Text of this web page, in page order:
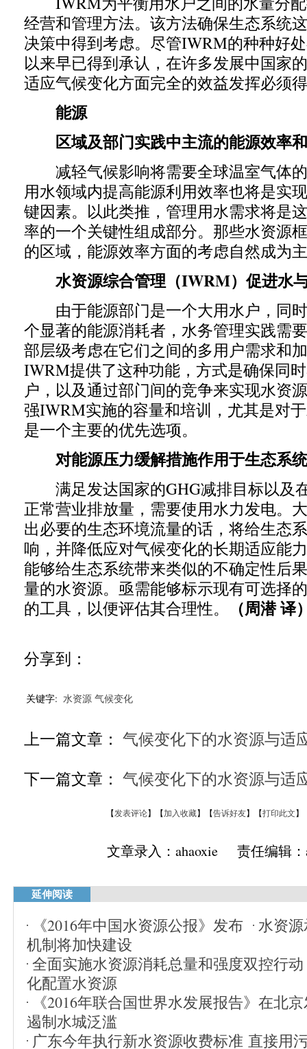
经营和管理方法。该方法确保生态系统
决策中得到考虑。尽管IWRM的种种好
以来早已得到承认，在许多发展中国家
适应气候变化方面完全的效益发挥必须
能源
区域及部门实践中主流的能源效率
减轻气候影响将需要全球温室气体
用水领域内提高能源利用效率也将是实
键因素。以此类推，管理用水需求将是
率的一个关键性组成部分。那些水资源
的区域，能源效率方面的考虑自然成为
水资源综合管理（IWRM）促进水
由于能源部门是一个大用水户，同
个显著的能源消耗者，水务管理实践需
部层级考虑在它们之间的多用户需求和
IWRM提供了这种功能，方式是确保同
户，以及通过部门间的竞争来实现水资
强IWRM实施的容量和培训，尤其是对
是一个主要的优先选项。
对能源压力缓解措施作用于生态系
满足发达国家的GHG减排目标以及
正常营业排放量，需要使用水力发电。
出必要的生态环境流量的话，将给生态
响，并降低应对气候变化的长期适应能
能够给生态系统带来类似的不确定性后
量的水资源。亟需能够标示现有可选择
的工具，以便评估其合理性。
（周潜 译
分享到：
关键字: 水资源 气候变化
上一篇文章： 气候变化下的水资源与适
下一篇文章： 气候变化下的水资源与适
【发表评论】【加入收藏】【告诉好友】【打印此文】
文章录入：ahaoxie 责任编辑
延伸阅读
《2016年中国水资源公报》发布
水资
机制将加快建设
全面实施水资源消耗总量和强度双控行动
化配置水资源
《2016年联合国世界水发展报告》在北
遏制水城泛滥
广东今年执行新水资源收费标准 直接用